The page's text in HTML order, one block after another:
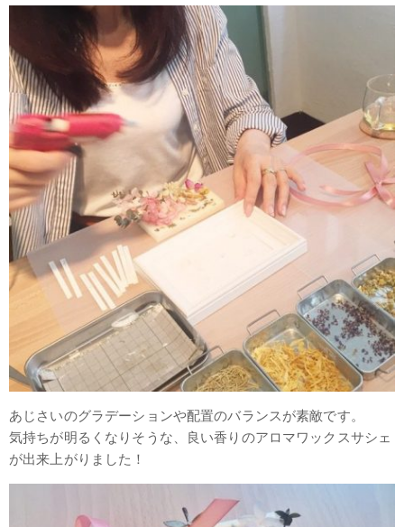
あじさいのグラデーションや配置のバランスが素敵です。
気持ちが明るくなりそうな、良い香りのアロマワックスサシェ
が出来上がりました！